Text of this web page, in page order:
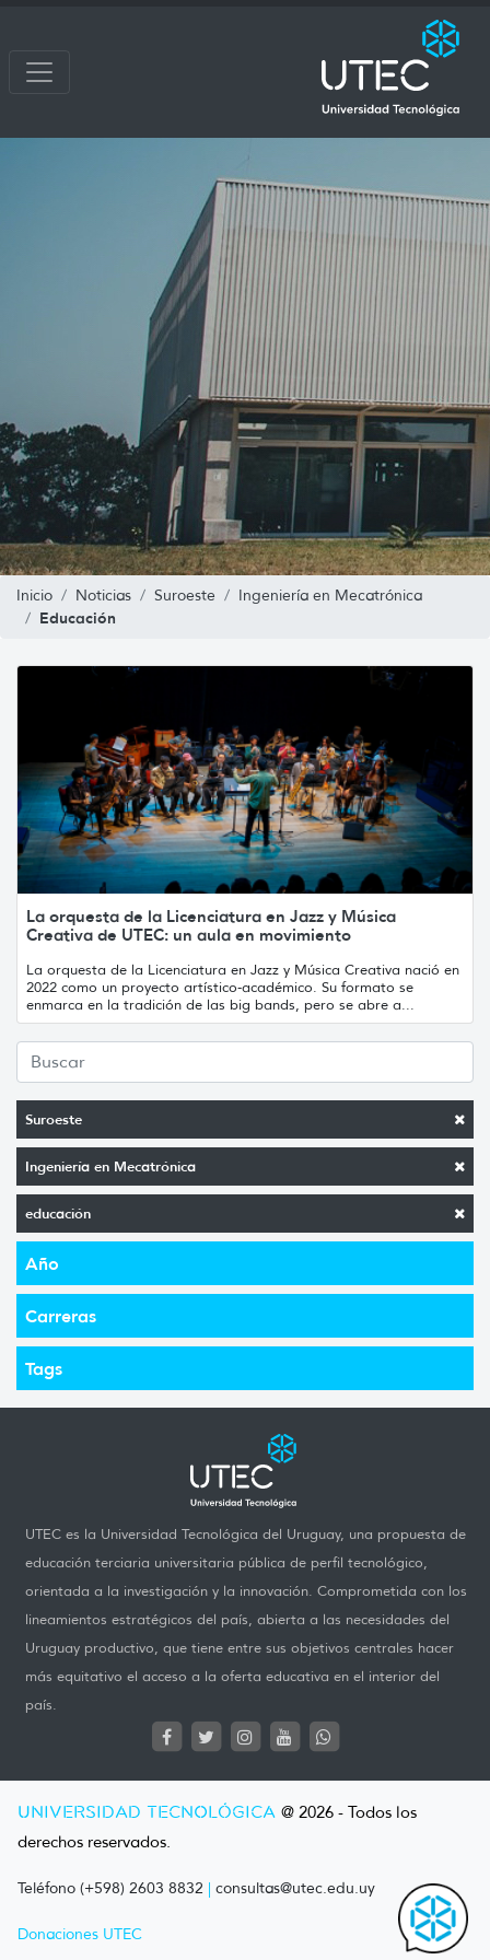
Inicio Noticias Suroeste Ingeniería en Mecatrónica
Educación
Suroeste
Ingeniería en Mecatrónica
educación
Año
Carreras
Tags
La orquesta de la Licenciatura en Jazz y Música
Creativa de UTEC: un aula en movimiento
La orquesta de la Licenciatura en Jazz y Música Creativa nació en
2022 como un proyecto artístico-académico. Su formato se
enmarca en la tradición de las big bands, pero se abre a...
UTEC es la Universidad Tecnológica del Uruguay, una propuesta de
educación terciaria universitaria pública de perfil tecnológico,
orientada a la investigación y la innovación. Comprometida con los
lineamientos estratégicos del país, abierta a las necesidades del
Uruguay productivo, que tiene entre sus objetivos centrales hacer
más equitativo el acceso a la oferta educativa en el interior del
país.
UNIVERSIDAD TECNOLÓGICA @ 2026 - Todos los
derechos reservados.
Teléfono (+598) 2603 8832 | consultas@utec.edu.uy
Donaciones UTEC